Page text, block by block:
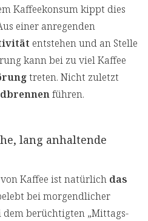
Kaffeekonsum kippt dies
einer anregenden
entstehen und an Stelle
kann bei zu viel Kaffee
treten. Nicht zuletzt
führen.
lang anhaltende
Kaffee ist natürlich das
bei morgendlicher
berüchtigten „Mittags-